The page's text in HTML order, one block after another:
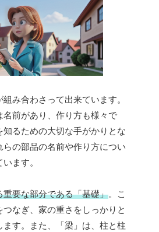
み合わさって出来ています。
名前があり、作り方も様々で
るための大切な手がかりとな
らの部品の名前や作り方につい
ます。
重要な部分である「基礎」。こ
なぎ、家の重さをしっかりと
す。また、「梁」は、柱と柱